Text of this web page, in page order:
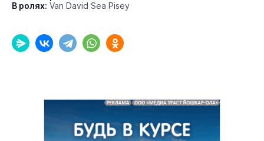
В ролях: Van David Sea Pisey